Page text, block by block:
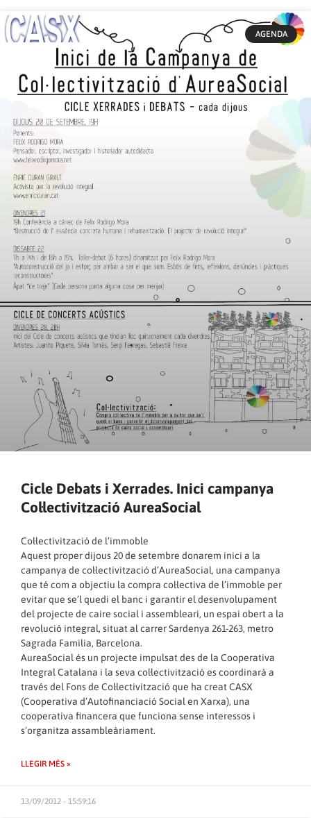
AGENDA
Cicle Debats i Xerrades. Inici campanya
Col·lectivització AureaSocial
Col·lectivització de l’immoble
Aquest proper dijous 20 de setembre donarem inici a la
campanya de col·lectivització d’AureaSocial, una campanya
que té com a objectiu la compra col·lectiva de l’immoble per
evitar que se’l quedi el banc i garantir el desenvolupament
del projecte de caire social i assembleari, un espai obert a la
revolució integral, situat al carrer Sardenya 261-263, metro
Sagrada Familia, Barcelona.
AureaSocial és un projecte impulsat des de la Cooperativa
Integral Catalana i la seva col·lectivització es coordinarà a
través del Fons de Col·lectivització que ha creat CASX
(Cooperativa d’Autofinanciació Social en Xarxa), una
cooperativa financera que funciona sense interessos i
s’organitza assambleàriament.
LLEGIR MÉS »
13/09/2012 - 15:59:16